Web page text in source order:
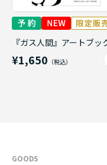
『ガス人間』アートブッ
¥1,650
GOODS